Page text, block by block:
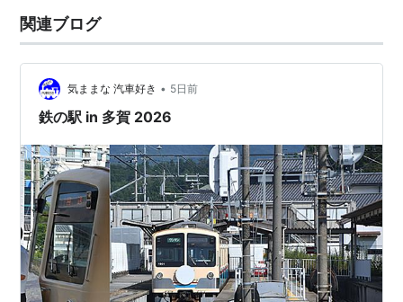
関連ブログ
気ままな 汽車好き • 5日前
鉄の駅 in 多賀 2026